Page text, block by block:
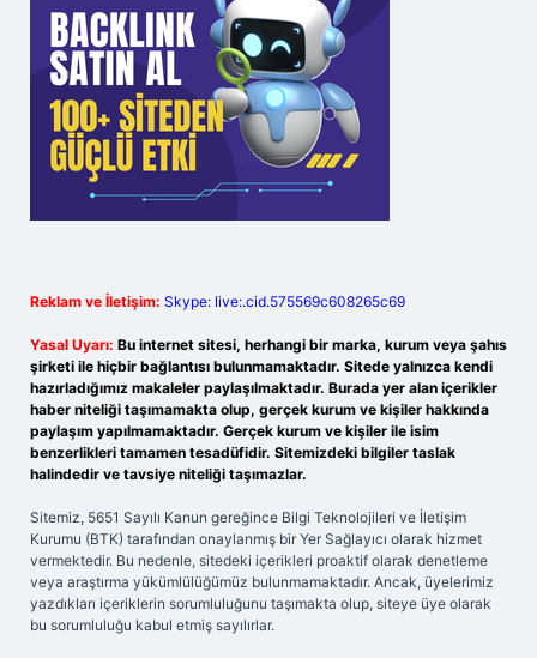
Reklam ve İletişim: Skype: live:.cid.575569c608265c69
Yasal Uyarı: Bu internet sitesi, herhangi bir marka, kurum veya şahıs
şirketi ile hiçbir bağlantısı bulunmamaktadır. Sitede yalnızca kendi
hazırladığımız makaleler paylaşılmaktadır. Burada yer alan içerikler
haber niteliği taşımamakta olup, gerçek kurum ve kişiler hakkında
paylaşım yapılmamaktadır. Gerçek kurum ve kişiler ile isim
benzerlikleri tamamen tesadüfidir. Sitemizdeki bilgiler taslak
halindedir ve tavsiye niteliği taşımazlar.
Sitemiz, 5651 Sayılı Kanun gereğince Bilgi Teknolojileri ve İletişim
Kurumu (BTK) tarafından onaylanmış bir Yer Sağlayıcı olarak hizmet
vermektedir. Bu nedenle, sitedeki içerikleri proaktif olarak denetleme
veya araştırma yükümlülüğümüz bulunmamaktadır. Ancak, üyelerimiz
yazdıkları içeriklerin sorumluluğunu taşımakta olup, siteye üye olarak
bu sorumluluğu kabul etmiş sayılırlar.